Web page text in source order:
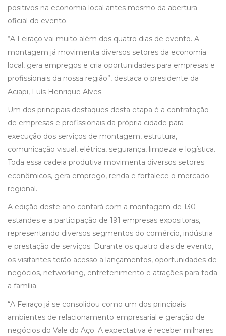
positivos na economia local antes mesmo da abertura
oficial do evento.
“A Feiraço vai muito além dos quatro dias de evento. A
montagem já movimenta diversos setores da economia
local, gera empregos e cria oportunidades para empresas e
profissionais da nossa região”, destaca o presidente da
Aciapi, Luís Henrique Alves.
Um dos principais destaques desta etapa é a contratação
de empresas e profissionais da própria cidade para
execução dos serviços de montagem, estrutura,
comunicação visual, elétrica, segurança, limpeza e logística.
Toda essa cadeia produtiva movimenta diversos setores
econômicos, gera emprego, renda e fortalece o mercado
regional.
A edição deste ano contará com a montagem de 130
estandes e a participação de 191 empresas expositoras,
representando diversos segmentos do comércio, indústria
e prestação de serviços. Durante os quatro dias de evento,
os visitantes terão acesso a lançamentos, oportunidades de
negócios, networking, entretenimento e atrações para toda
a família.
“A Feiraço já se consolidou como um dos principais
ambientes de relacionamento empresarial e geração de
negócios do Vale do Aço. A expectativa é receber milhares